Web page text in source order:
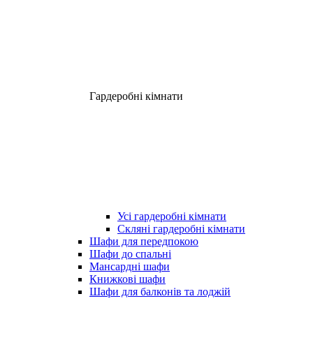
Гардеробні кімнати
Усі гардеробні кімнати
Скляні гардеробні кімнати
Шафи для передпокою
Шафи до спальні
Мансардні шафи
Книжкові шафи
Шафи для балконів та лоджій